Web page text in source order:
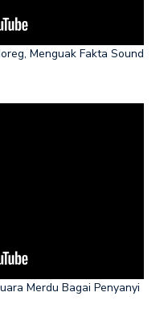
Menguak Fakta Sound
Merdu Bagai Penyanyi